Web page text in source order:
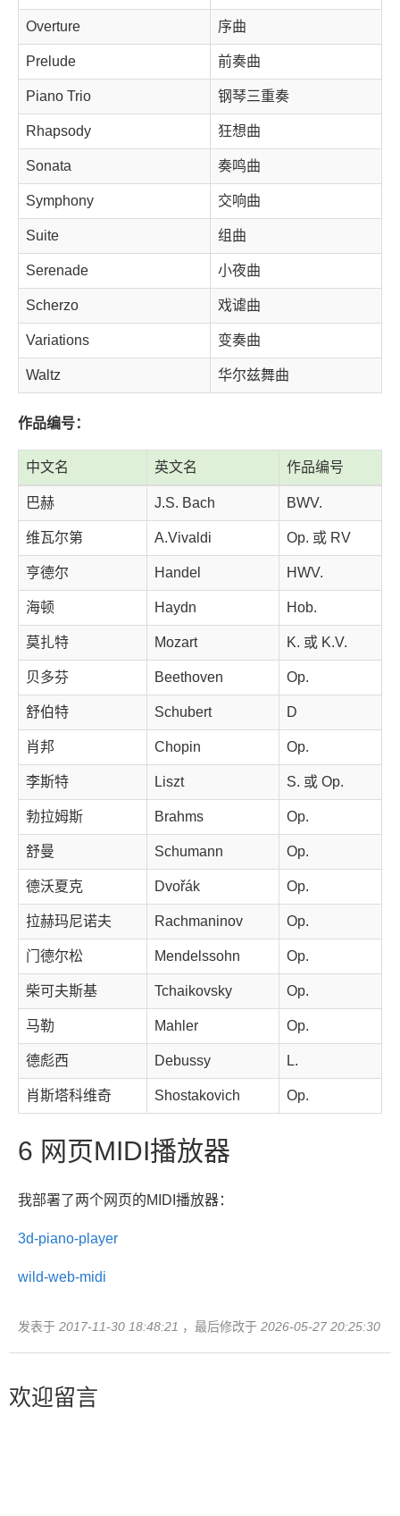
Overture 序曲
Prelude 前奏曲
Piano Trio 钢琴三重奏
Rhapsody 狂想曲
Sonata 奏鸣曲
Symphony 交响曲
Suite 组曲
Serenade 小夜曲
Scherzo 戏谑曲
Variations 变奏曲
Waltz 华尔兹舞曲
作品编号：
中文名 英文名 作品编号
巴赫 J.S. Bach BWV.
维瓦尔第 A.Vivaldi Op. 或 RV
亨德尔 Handel HWV.
海顿 Haydn Hob.
莫扎特 Mozart K. 或 K.V.
贝多芬 Beethoven Op.
舒伯特 Schubert D
肖邦 Chopin Op.
李斯特 Liszt S. 或 Op.
勃拉姆斯 Brahms Op.
舒曼 Schumann Op.
德沃夏克 Dvořák Op.
拉赫玛尼诺夫 Rachmaninov Op.
门德尔松 Mendelssohn Op.
柴可夫斯基 Tchaikovsky Op.
马勒 Mahler Op.
德彪西 Debussy L.
肖斯塔科维奇 Shostakovich Op.
6 网页MIDI播放器
我部署了两个网页的MIDI播放器：
3d-piano-player
wild-web-midi
发表于 2017-11-30 18:48:21 ，最后修改于 2026-05-27 20:25:30
欢迎留言